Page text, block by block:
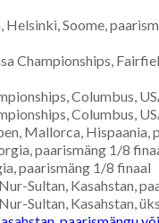
Soome,
Championships,
Columbus,
Columbus,
Mallorca, Hispaania,
paarismäng 1/8
paarismäng 1/8 finaal
Sultan, Kasahstan,
Sultan, Kasahstan,